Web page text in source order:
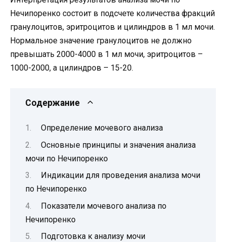
Нечипоренко состоит в подсчете количества фракций
гранулоцитов, эритроцитов и цилиндров в 1 мл мочи.
Нормальное значение гранулоцитов не должно
превышать 2000-4000 в 1 мл мочи, эритроцитов –
1000-2000, а цилиндров – 15-20.
Содержание
Определение мочевого анализа
Основные принципы и значения анализа
мочи по Нечипоренко
Индикации для проведения анализа мочи
по Нечипоренко
Показатели мочевого анализа по
Нечипоренко
Подготовка к анализу мочи